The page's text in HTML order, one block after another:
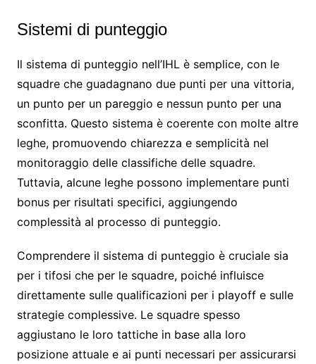
Sistemi di punteggio
Il sistema di punteggio nell’IHL è semplice, con le
squadre che guadagnano due punti per una vittoria,
un punto per un pareggio e nessun punto per una
sconfitta. Questo sistema è coerente con molte altre
leghe, promuovendo chiarezza e semplicità nel
monitoraggio delle classifiche delle squadre.
Tuttavia, alcune leghe possono implementare punti
bonus per risultati specifici, aggiungendo
complessità al processo di punteggio.
Comprendere il sistema di punteggio è cruciale sia
per i tifosi che per le squadre, poiché influisce
direttamente sulle qualificazioni per i playoff e sulle
strategie complessive. Le squadre spesso
aggiustano le loro tattiche in base alla loro
posizione attuale e ai punti necessari per assicurarsi